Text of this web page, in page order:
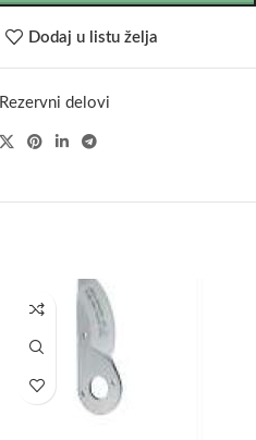
Dodaj u listu želja
Rezervni delovi